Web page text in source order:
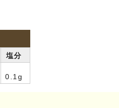
塩分
0.1g